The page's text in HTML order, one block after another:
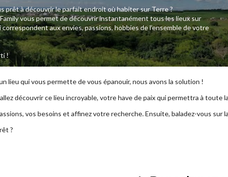
prêt à découvrir le parfait endroit où habiter sur Terre ?
vous permet de découvrir instantanément tous les lieux sur
aux envies, passions, hobbies de l’ensemble de votre
!
lieu qui vous permette de vous épanouir, nous avons la solution !
découvrir ce lieu incroyable, votre have de paix qui permettra à
vos besoins et affinez votre recherche. Ensuite, baladez-vous
?